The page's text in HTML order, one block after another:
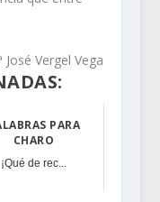
José Vergel Vega
PARA
CHARO
¡Qué de rec...